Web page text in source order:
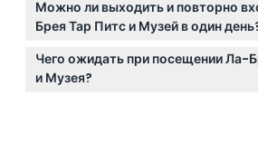
доступность и подтвердить
убедитесь, что дата и время
окончательно определены при
Можно ли выходить и повторно
Брея Тар Питс и Музей в один
Нет, повторный вход после выхода
допускается, поэтому планируйте
увидеть всё за один раз.
Чего ожидать при посещении Ла-
и Музея?